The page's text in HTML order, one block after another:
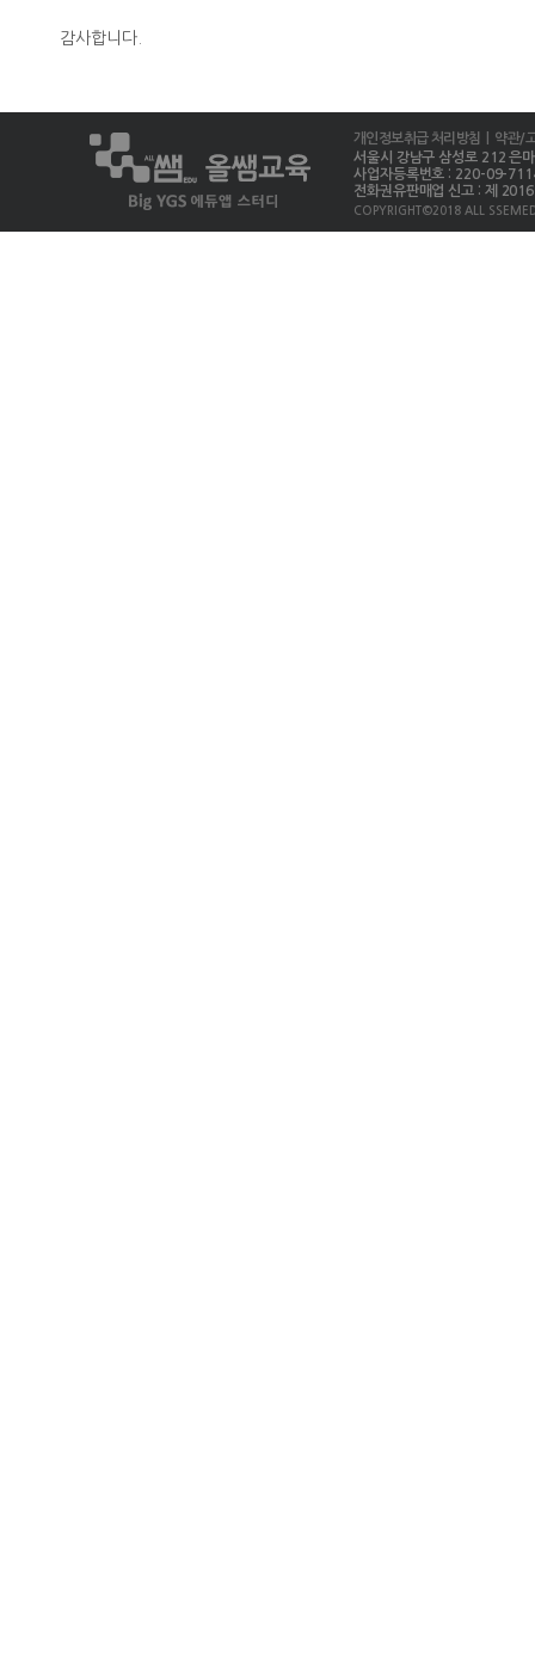
감사합니다.
개인정보취급 처리방침
| 약관/
서울시 강남구 삼성로 212 은
사업자등록번호 : 220-09-
전화권유판매업 신고 : 제
COPYRIGHT©2018 ALL